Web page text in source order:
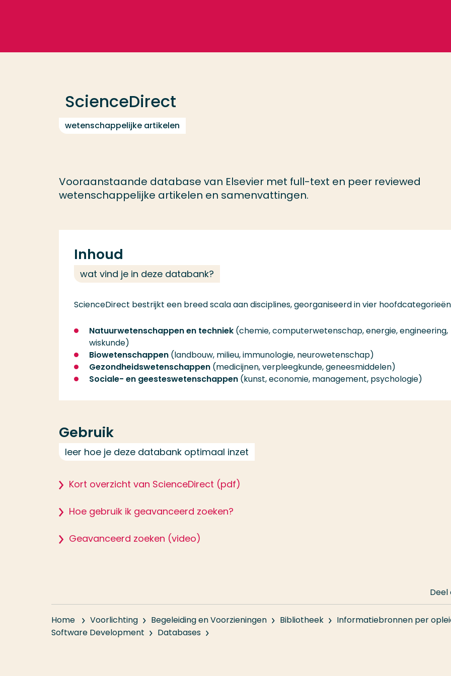
ScienceDirect
wetenschappelijke artikelen
Vooraanstaande database van Elsevier met full-text en peer reviewed
wetenschappelijke artikelen en samenvattingen.
Inhoud
wat vind je in deze databank?
ScienceDirect bestrijkt een breed scala aan disciplines, georganiseerd in vier
Natuurwetenschappen en techniek (chemie, computerwetenschap, energie, engineering,
wiskunde)
Biowetenschappen (landbouw, milieu, immunologie, neurowetenschap)
Gezondheidswetenschappen (medicijnen, verpleegkunde, geneesmiddelen)
Sociale- en geesteswetenschappen (kunst, economie, management, psychologie)
Gebruik
leer hoe je deze databank optimaal inzet
Kort overzicht van ScienceDirect (pdf)
Hoe gebruik ik geavanceerd zoeken?
Geavanceerd zoeken (video)
Home Voorlichting Begeleiding en Voorzieningen Bibliotheek
Informatiebronnen per
Software Development
Databases
Opleiding